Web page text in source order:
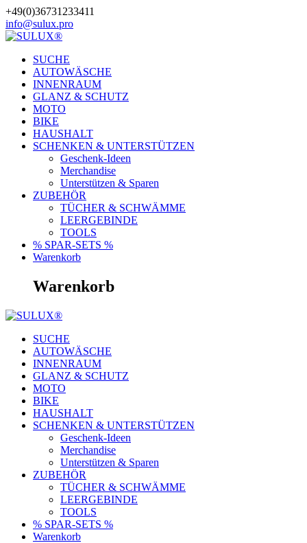
Zum
Inhalt
springen
+49(0)36731233411
info@sulux.pro
SUCHE
AUTOWÄSCHE
INNENRAUM
GLANZ & SCHUTZ
MOTO
BIKE
HAUSHALT
SCHENKEN & UNTERSTÜTZEN
Geschenk-Ideen
Merchandise
Unterstützen & Sparen
ZUBEHÖR
TÜCHER & SCHWÄMME
LEERGEBINDE
TOOLS
% SPAR-SETS %
Warenkorb
Warenkorb
SUCHE
AUTOWÄSCHE
INNENRAUM
GLANZ & SCHUTZ
MOTO
BIKE
HAUSHALT
SCHENKEN & UNTERSTÜTZEN
Geschenk-Ideen
Merchandise
Unterstützen & Sparen
ZUBEHÖR
TÜCHER & SCHWÄMME
LEERGEBINDE
TOOLS
% SPAR-SETS %
Warenkorb